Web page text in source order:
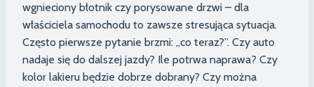
wgnieciony błotnik czy porysowane drzwi – dla
właściciela samochodu to zawsze stresująca sytuacja.
Często pierwsze pytanie brzmi: „co teraz?”. Czy auto
nadaje się do dalszej jazdy? Ile potrwa naprawa? Czy
kolor lakieru będzie dobrze dobrany? Czy można